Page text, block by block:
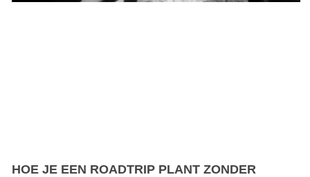
HOE JE EEN ROADTRIP PLANT ZONDER